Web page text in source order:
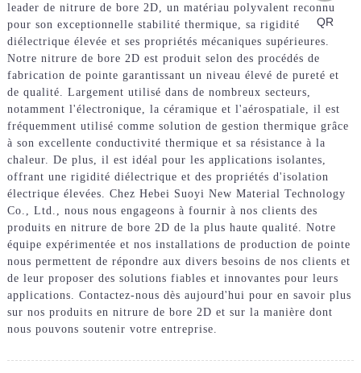
leader de nitrure de bore 2D, un matériau polyvalent reconnu
pour son exceptionnelle stabilité thermique, sa rigidité
diélectrique élevée et ses propriétés mécaniques supérieures.
Notre nitrure de bore 2D est produit selon des procédés de
fabrication de pointe garantissant un niveau élevé de pureté et
de qualité. Largement utilisé dans de nombreux secteurs,
notamment l'électronique, la céramique et l'aérospatiale, il est
fréquemment utilisé comme solution de gestion thermique grâce
à son excellente conductivité thermique et sa résistance à la
chaleur. De plus, il est idéal pour les applications isolantes,
offrant une rigidité diélectrique et des propriétés d'isolation
électrique élevées. Chez Hebei Suoyi New Material Technology
Co., Ltd., nous nous engageons à fournir à nos clients des
produits en nitrure de bore 2D de la plus haute qualité. Notre
équipe expérimentée et nos installations de production de pointe
nous permettent de répondre aux divers besoins de nos clients et
de leur proposer des solutions fiables et innovantes pour leurs
applications. Contactez-nous dès aujourd'hui pour en savoir plus
sur nos produits en nitrure de bore 2D et sur la manière dont
nous pouvons soutenir votre entreprise.